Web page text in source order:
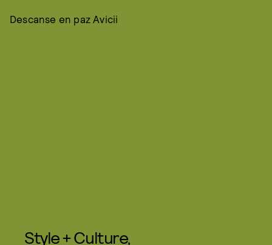
Descanse en paz Avicii
Style + Culture,